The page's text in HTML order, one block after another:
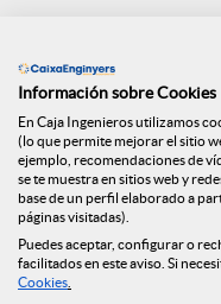
e
d
e
Caja
firma un
el
de
Información sobre Cookies
En Caja Ingenieros utilizamos
(lo que permite mejorar el sitio
ejemplo, recomendaciones de
se te muestra en sitios web y
base de un perfil elaborado a
páginas visitadas).
Puedes aceptar, configurar o
facilitados en este aviso. Si
Cookies